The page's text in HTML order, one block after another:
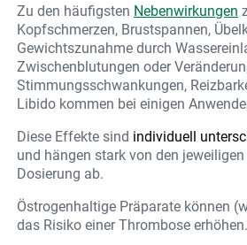
Zu den häufigsten Nebenwirkungen
Kopfschmerzen, Brustspannen,
Gewichtszunahme durch
Zwischenblutungen oder
Stimmungsschwankungen,
Libido kommen bei einigen
Diese Effekte sind individuell
und hängen stark von den
Dosierung ab.
Östrogenhaltige Präparate können
das Risiko einer Thrombose erhöhen.